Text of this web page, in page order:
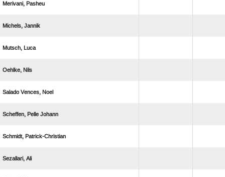
 
 
 
 
  
  
 
 